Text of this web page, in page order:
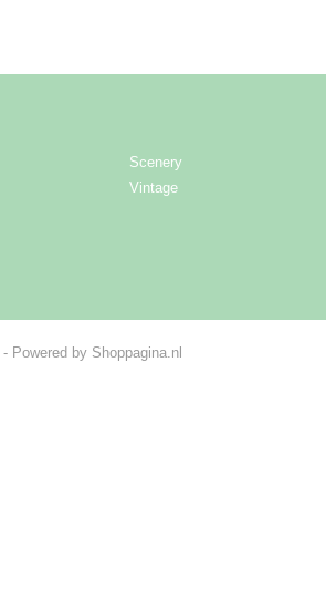
Scenery
Vintage
Powered by Shoppagina.nl